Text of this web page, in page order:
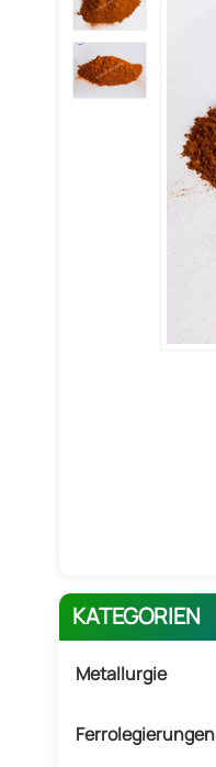
KATEGORIEN
Metallurgie
Ferrolegierungen